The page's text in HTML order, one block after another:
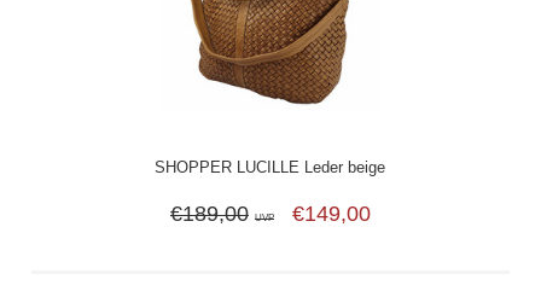
SHOPPER LUCILLE Leder beige
€189,00 UVP €149,00